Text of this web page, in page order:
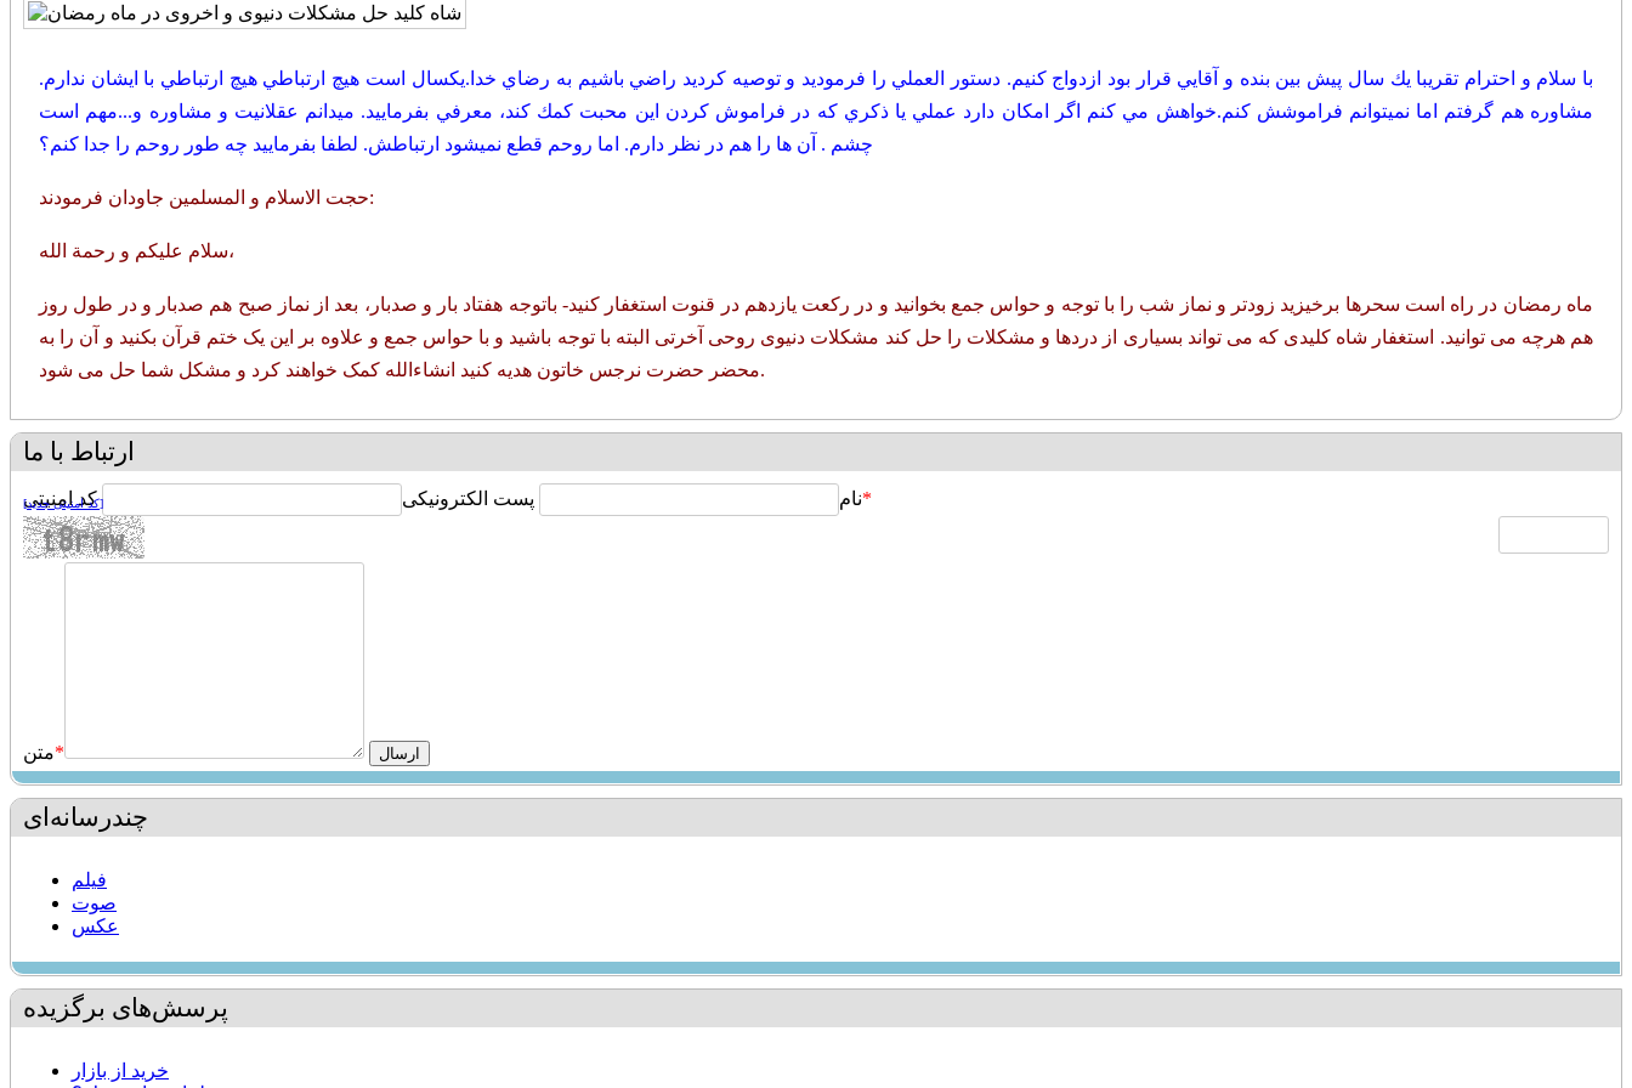
با سلام و احترام تقريبا يك سال پيش بين بنده و آقايي قرار بود ازدواج كنيم. دستور العملي را فرموديد و توصيه كرديد راضي باشيم به رضاي خدا.يكسال است هيچ ارتباطي هيچ ارتباطي با ايشان ندارم.
مشاوره هم گرفتم اما نميتوانم فراموشش كنم.خواهش مي كنم اگر امكان دارد عملي يا ذكري كه در فراموش كردن اين محبت كمك كند، معرفي بفرماييد. ميدانم عقلانيت و مشاوره و...مهم است
چشم . آن ها را هم در نظر دارم. اما روحم قطع نميشود ارتباطش. لطفا بفرماييد چه طور روحم را جدا كنم؟
حجت الاسلام و المسلمین جاودان فرمودند:
سلام علیکم و رحمة الله،
ماه رمضان در راه است سحرها برخیزید زودتر و نماز شب را با توجه و حواس جمع بخوانید و در رکعت یازدهم در قنوت استغفار کنید- باتوجه هفتاد بار و صدبار، بعد از نماز صبح هم صدبار و در طول روز
هم هرچه می توانید. استغفار شاه کلیدی که می تواند بسیاری از دردها و مشکلات را حل کند مشکلات دنیوی روحی آخرتی البته با توجه باشید و با حواس جمع و علاوه بر این یک ختم قرآن بکنید و آن را به
محضر حضرت نرجس خاتون هدیه کنید انشاءالله کمک خواهند کرد و مشکل شما حل می شود.
ارتباط با ما
نام پست الکترونیکی کد امنیتی * [کد امنیتی جدید]
متن*
چندرسانه‌ای
فیلم
صوت
عکس
پرسش‌های برگزیده
خرید از بازار